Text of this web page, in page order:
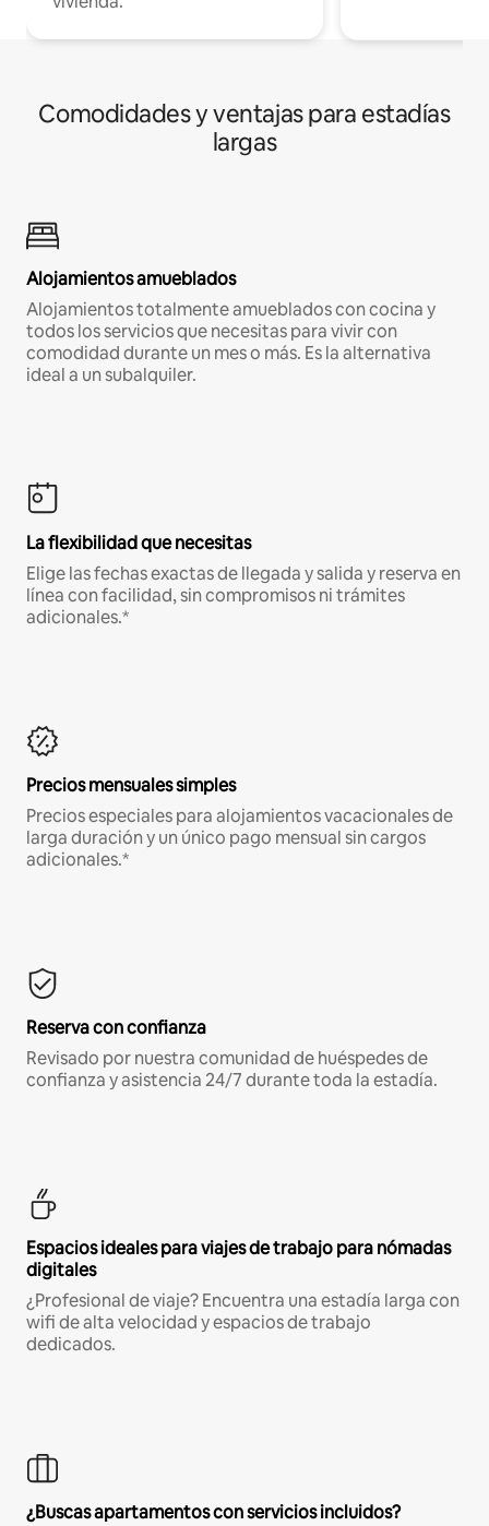
Comodidades y ventajas para estadías
largas
Alojamientos amueblados
Alojamientos totalmente amueblados con cocina y
todos los servicios que necesitas para vivir con
comodidad durante un mes o más. Es la alternativa
ideal a un subalquiler.
La flexibilidad que necesitas
Elige las fechas exactas de llegada y salida y reserva en
línea con facilidad, sin compromisos ni trámites
adicionales.*
Precios mensuales simples
Precios especiales para alojamientos vacacionales de
larga duración y un único pago mensual sin cargos
adicionales.*
Reserva con confianza
Revisado por nuestra comunidad de huéspedes de
confianza y asistencia 24/7 durante toda la estadía.
Espacios ideales para viajes de trabajo para nómadas
digitales
¿Profesional de viaje? Encuentra una estadía larga con
wifi de alta velocidad y espacios de trabajo
dedicados.
¿Buscas apartamentos con servicios incluidos?